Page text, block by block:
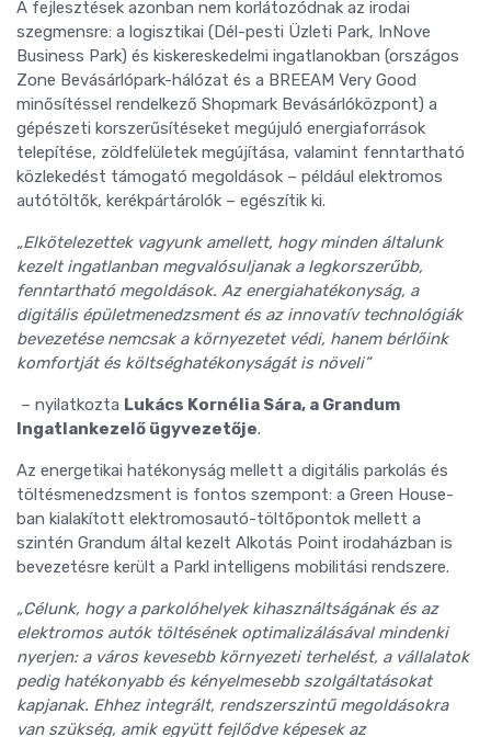
A fejlesztések azonban nem korlátozódnak az irodai
szegmensre: a logisztikai (Dél-pesti Üzleti Park, InNove
Business Park) és kiskereskedelmi ingatlanokban (országos
Zone Bevásárlópark-hálózat és a BREEAM Very Good
minősítéssel rendelkező Shopmark Bevásárlóközpont) a
gépészeti korszerűsítéseket megújuló energiaforrások
telepítése, zöldfelületek megújítása, valamint fenntartható
közlekedést támogató megoldások – például elektromos
autótöltők, kerékpártárolók – egészítik ki.
„Elkötelezettek vagyunk amellett, hogy minden általunk
kezelt ingatlanban megvalósuljanak a legkorszerűbb,
fenntartható megoldások. Az energiahatékonyság, a
digitális épületmenedzsment és az innovatív technológiák
bevezetése nemcsak a környezetet védi, hanem bérlőink
komfortját és költséghatékonyságát is növeli”
– nyilatkozta Lukács Kornélia Sára, a Grandum
Ingatlankezelő ügyvezetője.
Az energetikai hatékonyság mellett a digitális parkolás és
töltésmenedzsment is fontos szempont: a Green House-
ban kialakított elektromosautó-töltőpontok mellett a
szintén Grandum által kezelt Alkotás Point irodaházban is
bevezetésre került a Parkl intelligens mobilitási rendszere.
„Célunk, hogy a parkolóhelyek kihasználtságának és az
elektromos autók töltésének optimalizálásával mindenki
nyerjen: a város kevesebb környezeti terhelést, a vállalatok
pedig hatékonyabb és kényelmesebb szolgáltatásokat
kapjanak. Ehhez integrált, rendszerszintű megoldásokra
van szükség, amik együtt fejlődve képesek az